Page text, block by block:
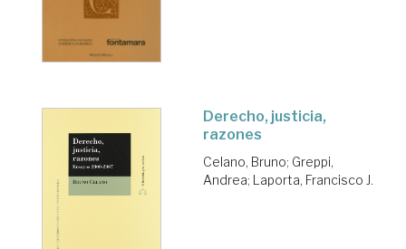
Derecho, justicia,
razones
Celano, Bruno; Greppi,
Andrea; Laporta, Francisco J.